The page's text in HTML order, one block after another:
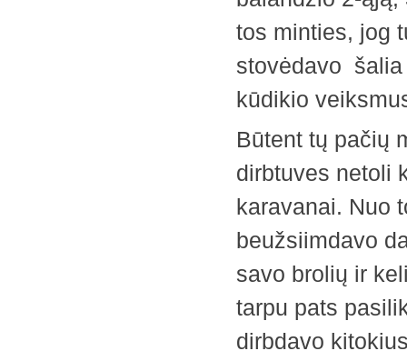
tos minties, jog
stovėdavo šalia
kūdikio
Būtent tų pačių
dirbtuves netoli
karavanai. Nuo
beužsiimdavo
savo brolių ir
tarpu pats
dirbdavo